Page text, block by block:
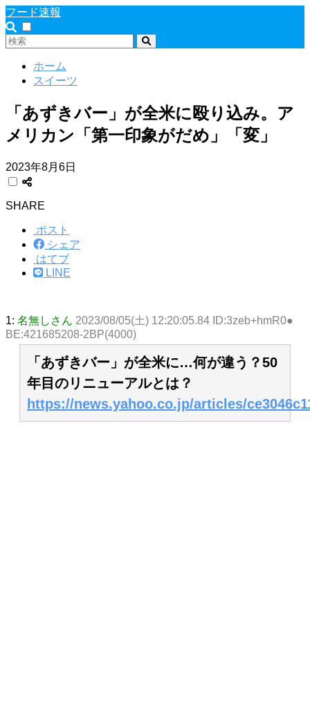
フード速報
ホーム
スイーツ
「あずきバー」が全米に殴り込み。ア
メリカン「第一印象がだめ」「変」
2023年8月6日
SHARE
ポスト
シェア
はてブ
LINE
1: 名無しさん 2023/08/05(土) 12:20:05.84 ID:3zeb+hmR0●
BE:421685208-2BP(4000)
「あずきバー」が全米に…何が違う？50
年目のリニューアルとは？
https://news.yahoo.co.jp/articles/